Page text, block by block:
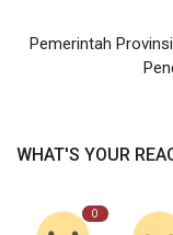
Pemerintah
WHAT'S YOUR
0